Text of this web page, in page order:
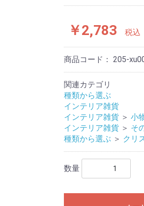
￥2,783 税込
商品コード： 205-
関連カテゴリ
種類から選ぶ
インテリア雑貨
インテリア雑貨 ＞ 小
インテリア雑貨 ＞ そ
種類から選ぶ ＞ クリ
数量